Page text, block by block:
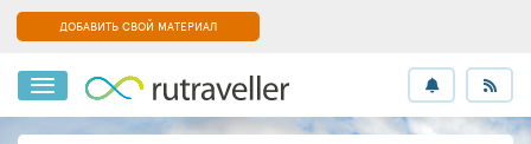
ДОБАВИТЬ СВОЙ МАТЕРИАЛ